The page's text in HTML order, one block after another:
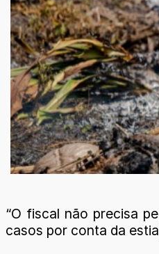
“O fiscal não precisa
casos por conta da